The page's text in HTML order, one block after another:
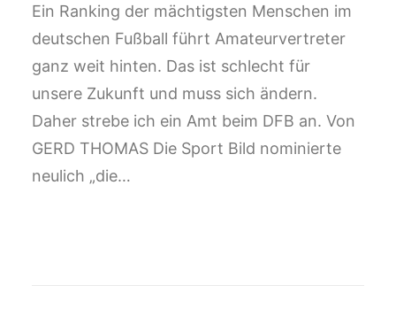
Ein Ranking der mächtigsten Menschen im
deutschen Fußball führt Amateurvertreter
ganz weit hinten. Das ist schlecht für
unsere Zukunft und muss sich ändern.
Daher strebe ich ein Amt beim DFB an. Von
GERD THOMAS Die Sport Bild nominierte
neulich „die…